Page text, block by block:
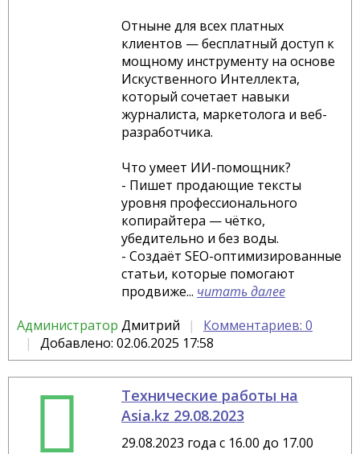
Отныне для всех платных
клиентов — бесплатный доступ к
мощному инструменту на основе
Искуственного Интеллекта,
который сочетает навыки
журналиста, маркетолога и веб-
разработчика.
Что умеет ИИ-помощник?
- Пишет продающие тексты
уровня профессионального
копирайтера — чётко,
убедительно и без воды.
- Создаёт SEO-оптимизированные
статьи, которые помогают
продвиже... читать далее
Администратор Дмитрий
Комментариев: 0
Добавлено: 02.06.2025 17:58
Технические работы на
Asia.kz 29.08.2023
29.08.2023 года с 16.00 до 17.00